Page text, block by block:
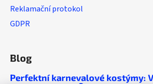
Reklamační protokol
GDPR
Blog
Perfektní karnevalové kostýmy: